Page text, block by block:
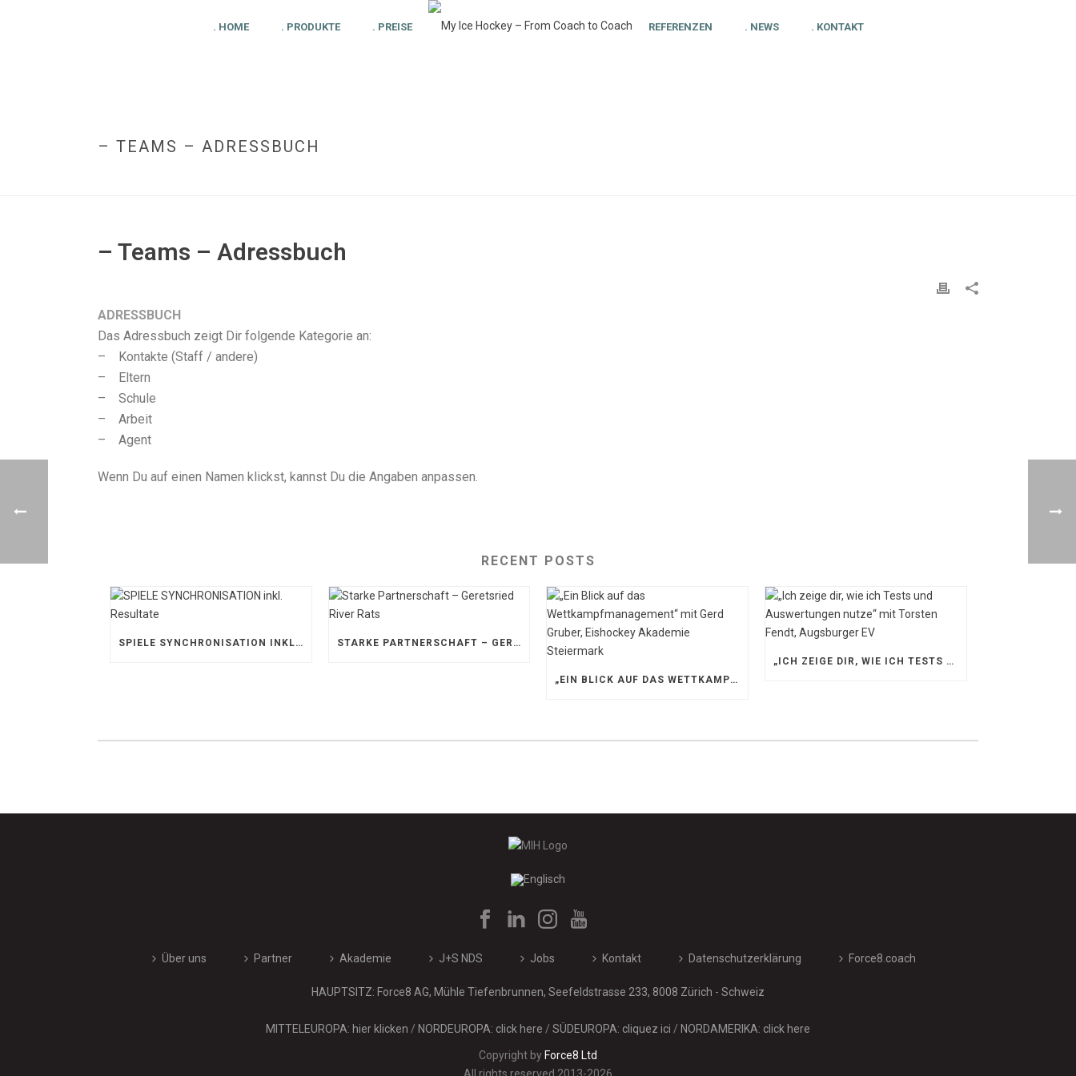
. HOME . PRODUKTE . PREISE REFERENZEN . NEWS . KONTAKT
– TEAMS – ADRESSBUCH
– Teams – Adressbuch
ADRESSBUCH
Das Adressbuch zeigt Dir folgende Kategorie an:
– Kontakte (Staff / andere)
– Eltern
– Schule
– Arbeit
– Agent
Wenn Du auf einen Namen klickst, kannst Du die Angaben anpassen.
RECENT POSTS
SPIELE SYNCHRONISATION INKL. RESULTATE STARKE PARTNERSCHAFT – GERETSRIED RIVER RATS
„EIN BLICK AUF DAS WETTKAMPFMANAGEMENT“ MIT GERD GRUBER, EISHOCKEY AKADEMIE STEIERMARK
„ICH ZEIGE DIR, WIE ICH TESTS UND AUSWERTUNGEN NUTZE“ MIT TORSTEN FENDT, AUGSBURGER EV
Über uns Partner Akademie J+S NDS Jobs Kontakt Datenschutzerklärung Force8.coach
HAUPTSITZ: Force8 AG, Mühle Tiefenbrunnen, Seefeldstrasse 233, 8008 Zürich - Schweiz
MITTELEUROPA: hier klicken / NORDEUROPA: click here / SÜDEUROPA: cliquez ici / NORDAMERIKA: click here
Copyright by Force8 Ltd